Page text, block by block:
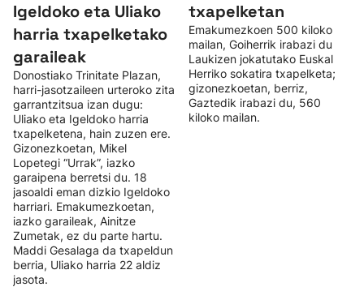
Igeldoko eta Uliako
harria txapelketako
garaileak
Donostiako Trinitate Plazan,
harri-jasotzaileen urteroko zita
garrantzitsua izan dugu:
Uliako eta Igeldoko harria
txapelketena, hain zuzen ere.
Gizonezkoetan, Mikel
Lopetegi “Urrak”, iazko
garaipena berretsi du. 18
jasoaldi eman dizkio Igeldoko
harriari. Emakumezkoetan,
iazko garaileak, Ainitze
Zumetak, ez du parte hartu.
Maddi Gesalaga da txapeldun
berria, Uliako harria 22 aldiz
jasota.
txapelketan
Emakumezkoen 500 kiloko
mailan, Goiherrik irabazi du
Laukizen jokatutako Euskal
Herriko sokatira txapelketa;
gizonezkoetan, berriz,
Gaztedik irabazi du, 560
kiloko mailan.